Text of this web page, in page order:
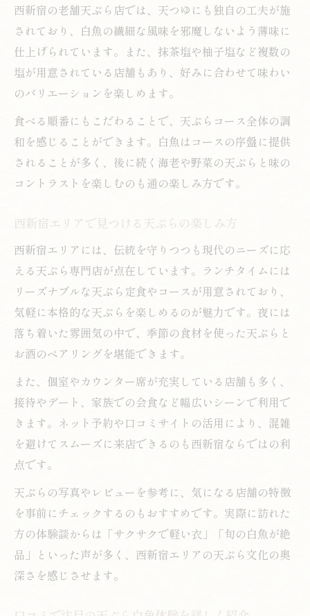
西新宿の老舗天ぷら店では、天つゆにも独自の工夫が施
されており、白魚の繊細な風味を邪魔しないよう薄味に
仕上げられています。また、抹茶塩や柚子塩など複数の
塩が用意されている店舗もあり、好みに合わせて味わい
のバリエーションを楽しめます。
食べる順番にもこだわることで、天ぷらコース全体の調
和を感じることができます。白魚はコースの序盤に提供
されることが多く、後に続く海老や野菜の天ぷらと味の
コントラストを楽しむのも通の楽しみ方です。
西新宿エリアで見つける天ぷらの楽しみ方
西新宿エリアには、伝統を守りつつも現代のニーズに応
える天ぷら専門店が点在しています。ランチタイムには
リーズナブルな天ぷら定食やコースが用意されており、
気軽に本格的な天ぷらを楽しめるのが魅力です。夜には
落ち着いた雰囲気の中で、季節の食材を使った天ぷらと
お酒のペアリングを堪能できます。
また、個室やカウンター席が充実している店舗も多く、
接待やデート、家族での会食など幅広いシーンで利用で
きます。ネット予約や口コミサイトの活用により、混雑
を避けてスムーズに来店できるのも西新宿ならではの利
点です。
天ぷらの写真やレビューを参考に、気になる店舗の特徴
を事前にチェックするのもおすすめです。実際に訪れた
方の体験談からは「サクサクで軽い衣」「旬の白魚が絶
品」といった声が多く、西新宿エリアの天ぷら文化の奥
深さを感じさせます。